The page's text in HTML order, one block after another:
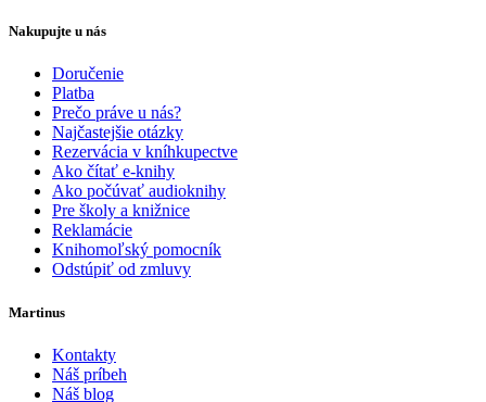
Nakupujte u nás
Doručenie
Platba
Prečo práve u nás?
Najčastejšie otázky
Rezervácia v kníhkupectve
Ako čítať e-knihy
Ako počúvať audioknihy
Pre školy a knižnice
Reklamácie
Knihomoľský pomocník
Odstúpiť od zmluvy
Martinus
Kontakty
Náš príbeh
Náš blog